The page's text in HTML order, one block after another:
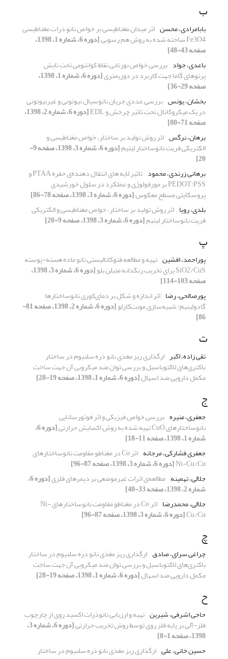
ب
بابامرادی، محسن اثر میدان مغناطیسی بر خواص نانو ذرات مغناطیسی
Fe3O4 ساخته شده به روش هم رسوبی [دوره 6، شماره 1، 1398،
صفحه 43-48]
باعدی، جواد بررسی خواص نورتابی نقاط کوانتومی تحت تابش
پرتوهای گاما جهت کاربرد در دوزیمتری [دوره 6، شماره 1، 1398،
صفحه 29-36]
بخشان، یونس بررسی عددی جریان نانوسیال نیوتونی و غیرنیوتونی
در یک میکروکانال تحت تاثیر چرخش و EDL [دوره 6، شماره 2، 1398،
صفحه 71-80]
برهان، نرگس اثر روش تولید بر ساختار، خواص مغناطیسی و
الکتریکی فریت نانوساختار لیتیم [دوره 6، شماره 3، 1398، صفحه 9-
20]
برهانی زرندی، محمود
تاثیر لایه های انتقال دهنده‌ی حفره PTAA و
PEDOT:PSS بر مورفولوژی و عملکرد در سلول خورشیدی
پروسکایتی مسطح معکوس[دوره 6، شماره 3، 1398، صفحه 78-86]
بلدی، رویا اثر روش تولید بر ساختار، خواص مغناطیسی و الکتریکی
فریت نانوساختار لیتیم[دوره 6، شماره 3، 1398، صفحه 9-20]
پ
پوراحمد، افشین تهیه و مطالعه فتوکاتالیستی نانو ماده هسته-پوسته
SiO2/CuS برای تخریب رنگدانه متیلن بلو [دوره 6، شماره 3، 1398،
صفحه 103-114]
پورصالحی، رضا اثر اندازه و شکل بر دمای‌کوری نانوساختارها
گادولینیم: شبیه‌سازی مونت‌کارلو [دوره 6، شماره 2، 1398، صفحه 81-
86]
ت
تقی زاده، اکبر ارگذاری ریز مغذی نانو ذره سلنیوم در ساختار
باکتری‌های لاکتوباسیل و بررسی توان ضد میکروبی آن جهت ساخت
مکمل دارویی ضد اسهال[دوره 6، شماره 1، 1398، صفحه 19-28]
ج
جعفری، منیره بررسی خواص فیزیکی و اثر فوتورسانایی
نانوساختارهای CuO تهیه شده به روش اکسایش حرارتی [دوره 6،
شماره 1، 1398، صفحه 11-18]
جعفری فشارکی، مرجانه
اثر Co در مغناطو مقاومت نانوساختارهای
Ni-Cu/Cu[دوره 6، شماره 3، 1398، صفحه 87-96]
جلالی، تهمینه مطالعه‌ی اثرات غیرموضعی بر دیمرهای فلزی [دوره 6،
شماره 2، 1398، صفحه 33-40]
جلالی، محمدرضا
اثر Co در مغناطو مقاومت نانوساختارهای Ni-
Cu/Cu[دوره 6، شماره 3، 1398، صفحه 87-96]
چ
چراغی سرای، صادق ارگذاری ریز مغذی نانو ذره سلنیوم در ساختار
باکتری‌های لاکتوباسیل و بررسی توان ضد میکروبی آن جهت ساخت
مکمل دارویی ضد اسهال[دوره 6، شماره 1، 1398، صفحه 19-28]
ح
حاجی اشرفی، شیرین تهیه و ارزیابی نانوذرات اکسید روی از چارچوب
فلز-آلی بر پایه فلز روی توسط روش تخریب حرارتی [دوره 6، شماره 3،
1398، صفحه 1-8]
حسین خانی، علی ارگذاری ریز مغذی نانو ذره سلنیوم در ساختار